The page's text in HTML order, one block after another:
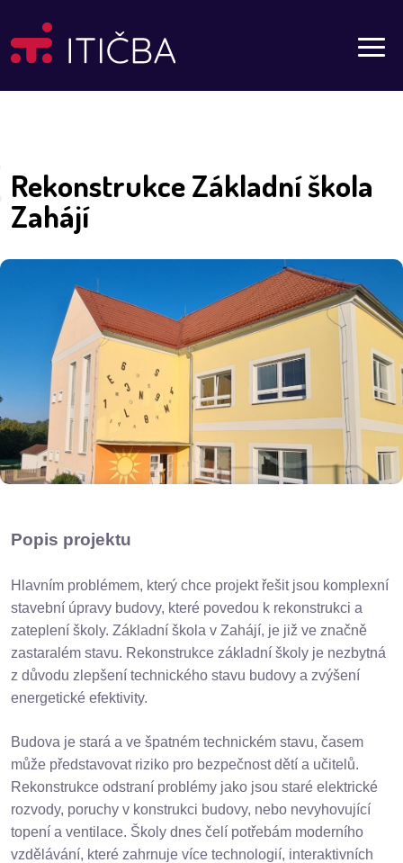
Aktuality
Rekonstrukce Základní škola
Zahájí
Popis projektu
Hlavním problémem, který chce projekt řešit jsou komplexní
stavební úpravy budovy, které povedou k rekonstrukci a
zateplení školy. Základní škola v Zahájí, je již ve značně
zastaralém stavu. Rekonstrukce základní školy je nezbytná
z důvodu zlepšení technického stavu budovy a zvýšení
energetické efektivity.
Budova je stará a ve špatném technickém stavu, časem
může představovat riziko pro bezpečnost dětí a učitelů.
Rekonstrukce odstraní problémy jako jsou staré elektrické
rozvody, poruchy v konstrukci budovy, nebo nevyhovující
topení a ventilace. Školy dnes čelí potřebám moderního
vzdělávání, které zahrnuje více technologií, interaktivních